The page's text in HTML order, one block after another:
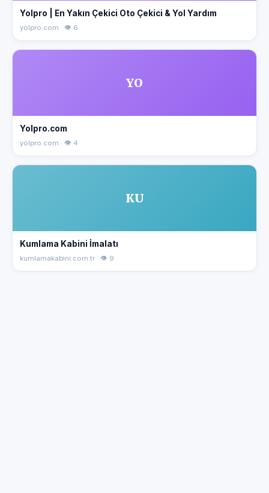
Yolpro | En Yakın Çekici Oto Çekici & Yol Yardım
yolpro.com · 👁 6
YO
Yolpro.com
yolpro.com · 👁 4
KU
Kumlama Kabini İmalatı
kumlamakabini.com.tr · 👁 9